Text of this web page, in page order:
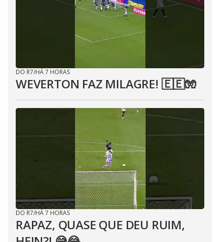
DO R7/HÁ 7 HORAS
WEVERTON FAZ MILAGRE! 🇪🇪🧤
DO R7/HÁ 7 HORAS
RAPAZ, QUASE QUE DEU RUIM,